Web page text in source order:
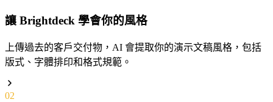
讓 Brightdeck 學會你的風格
上傳過去的客戶交付物，AI 會提取你的演示文稿風格，包括
版式、字體排印和格式規範。
02